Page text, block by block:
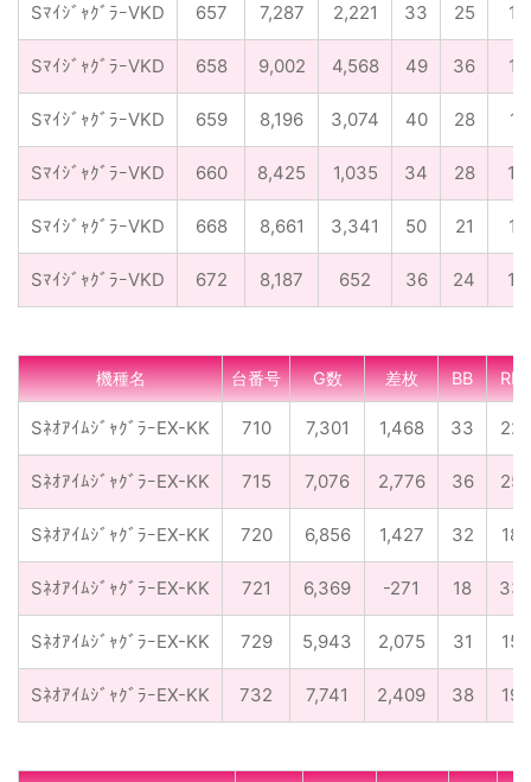
SﾏｲｼﾞｬｸﾞﾗｰⅤKD 657 7,287 2,221 33 25 1/
SﾏｲｼﾞｬｸﾞﾗｰⅤKD 658 9,002 4,568 49 36 1/
SﾏｲｼﾞｬｸﾞﾗｰⅤKD 659 8,196 3,074 40 28 1/
SﾏｲｼﾞｬｸﾞﾗｰⅤKD 660 8,425 1,035 34 28 1/
SﾏｲｼﾞｬｸﾞﾗｰⅤKD 668 8,661 3,341 50 21 1/
SﾏｲｼﾞｬｸﾞﾗｰⅤKD 672 8,187 652 36 24 1/
機種名 台番号 G数 差枚 BB RB
SﾈｵｱｲﾑｼﾞｬｸﾞﾗｰEX-KK 710 7,301 1,468 33 22
SﾈｵｱｲﾑｼﾞｬｸﾞﾗｰEX-KK 715 7,076 2,776 36 25
SﾈｵｱｲﾑｼﾞｬｸﾞﾗｰEX-KK 720 6,856 1,427 32 18
SﾈｵｱｲﾑｼﾞｬｸﾞﾗｰEX-KK 721 6,369 -271 18 33
SﾈｵｱｲﾑｼﾞｬｸﾞﾗｰEX-KK 729 5,943 2,075 31 15
SﾈｵｱｲﾑｼﾞｬｸﾞﾗｰEX-KK 732 7,741 2,409 38 19